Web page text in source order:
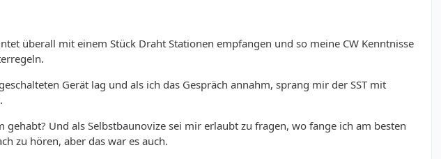
überall mit einem Stück Draht Stationen empfangen und so meine CW Kenntnisse
Gerät lag und als ich das Gespräch annahm, sprang mir der SST mit
Und als Selbstbaunovize sei mir erlaubt zu fragen, wo fange ich am besten
zu hören, aber das war es auch.